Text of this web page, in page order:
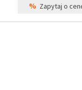
% Zapytaj o